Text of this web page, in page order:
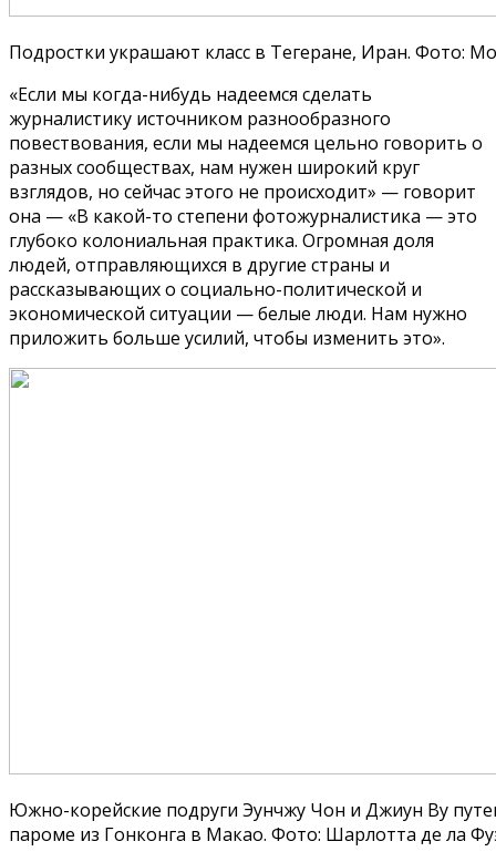
Подростки украшают класс в Тегеране, Иран. Фото:
«Если мы когда-нибудь надеемся сделать
журналистику источником разнообразного
повествования, если мы надеемся цельно говорить о
разных сообществах, нам нужен широкий круг
взглядов, но сейчас этого не происходит» — говорит
она — «В какой-то степени фотожурналистика — это
глубоко колониальная практика. Огромная доля
людей, отправляющихся в другие страны и
рассказывающих о социально-политической и
экономической ситуации — белые люди. Нам нужно
приложить больше усилий, чтобы изменить это».
Южно-корейские подруги Эунчжу Чон и Джиун Ву
пароме из Гонконга в Макао. Фото: Шарлотта де ла